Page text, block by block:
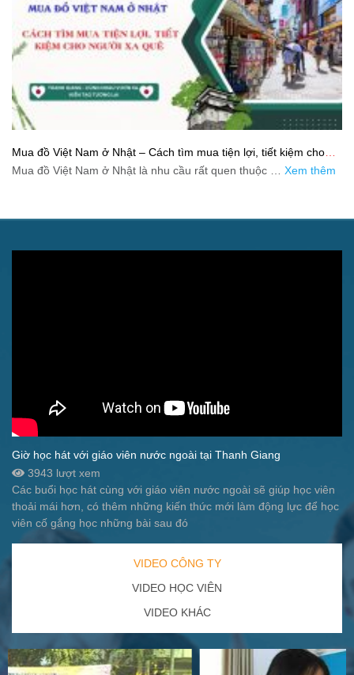
Mua đồ Việt Nam ở Nhật – Cách tìm mua tiện lợi, tiết kiệm cho
người xa quê
Mua đồ Việt Nam ở Nhật là nhu cầu rất quen thuộc … Xem thêm
Giờ học hát với giáo viên nước ngoài tại Thanh Giang
3943 lượt xem
Các buổi học hát cùng với giáo viên nước ngoài sẽ giúp học viên
thoải mái hơn, có thêm những kiến thức mới làm động lực để học
viên cố gắng học những bài sau đó
VIDEO CÔNG TY
VIDEO HỌC VIÊN
VIDEO KHÁC